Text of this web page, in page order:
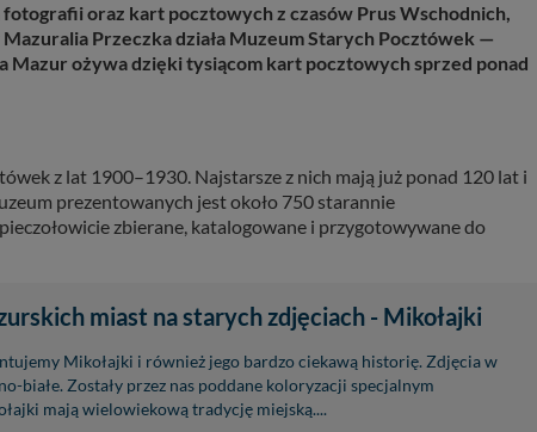
oraz kart pocztowych z czasów Prus Wschodnich,
Przeczka działa Muzeum Starych Pocztówek —
ożywa dzięki tysiącom kart pocztowych sprzed ponad
z lat 1900–1930. Najstarsze z nich mają już ponad 120 lat i
prezentowanych jest około 750 starannie
zbierane, katalogowane i przygotowywane do
miast na starych zdjęciach - Mikołajki
Mikołajki i również jego bardzo ciekawą historię. Zdjęcia w
białe. Zostały przez nas poddane koloryzacji specjalnym
mają wielowiekową tradycję miejską....